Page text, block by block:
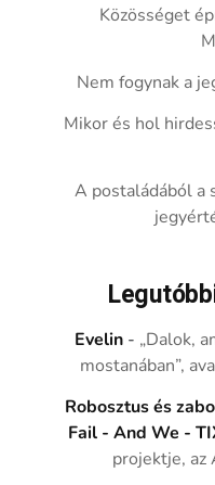
Közösséget
Nem fogynak a
Mikor és hol
A postaládából a
Evelin - „Dalok,
mostanában”,
Robosztus és
Fail - And We -
projektje,